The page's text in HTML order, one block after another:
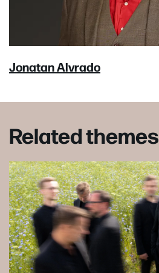
Jonatan Alvrado
Related themes